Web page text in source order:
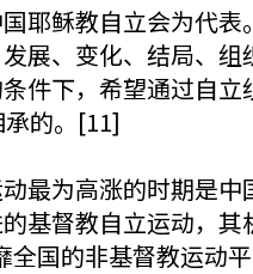
耶稣教自立会为代
、变化、结局、组
件下，希望通过自
的。[11]
最为高涨的时期是
基督教自立运动，
国的非基督教运动